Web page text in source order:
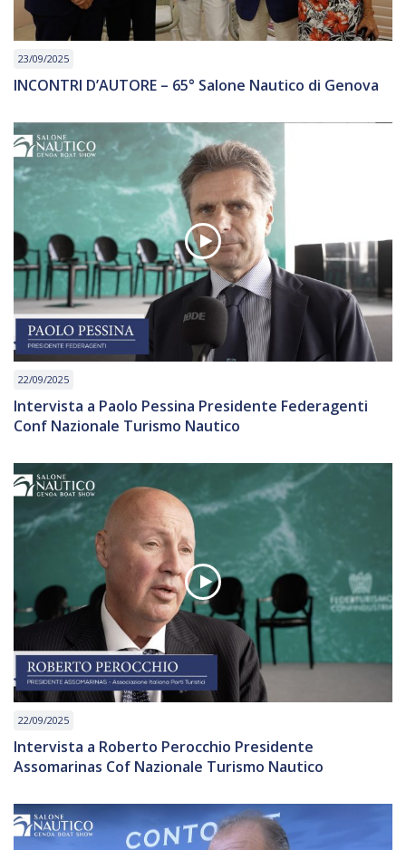
23/09/2025
INCONTRI D’AUTORE – 65° Salone Nautico di Genova
22/09/2025
Intervista a Paolo Pessina Presidente Federagenti
Conf Nazionale Turismo Nautico
22/09/2025
Intervista a Roberto Perocchio Presidente
Assomarinas Cof Nazionale Turismo Nautico